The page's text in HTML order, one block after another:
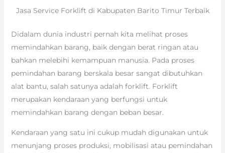
Jasa Service Forklift di Kabupaten Barito Timur Terbaik
Didalam dunia industri pernah kita melihat proses
memindahkan barang, baik dengan berat ringan atau
bahkan melebihi kemampuan manusia. Pada proses
pemindahan barang berskala besar sangat dibutuhkan
alat bantu, salah satunya adalah forklift. Forklift
merupakan kendaraan yang berfungsi untuk
memindahkan barang dengan beban besar.
Kendaraan yang satu ini cukup mudah digunakan untuk
menunjang proses produksi, mobilisasi atau pemindahan